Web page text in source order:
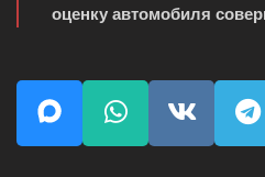
оценку автомобиля